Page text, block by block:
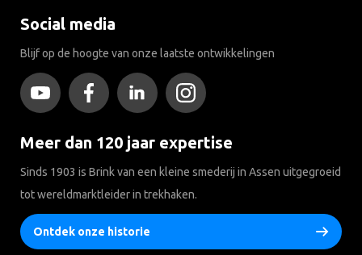
Social media
Blijf op de hoogte van onze laatste ontwikkelingen
Meer dan 120 jaar expertise
Sinds 1903 is Brink van een kleine smederij in Assen uitgegroeid
tot wereldmarktleider in trekhaken.
Ontdek onze historie